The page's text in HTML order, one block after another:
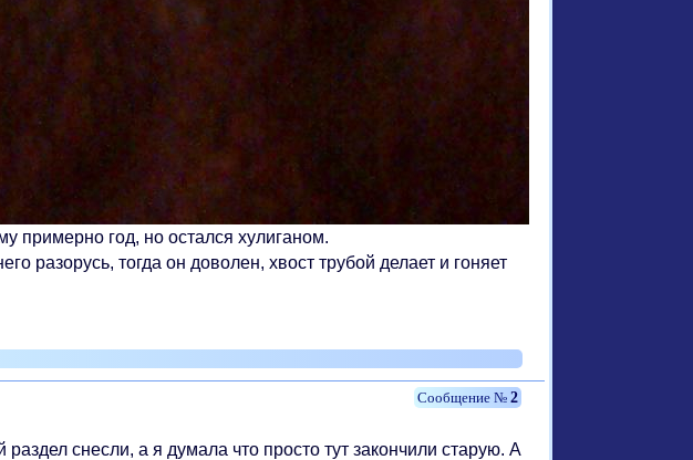
примерно год, но остался хулиганом.
разорусь, тогда он доволен, хвост трубой делает и гоняет
2
раздел снесли, а я думала что просто тут закончили старую. А